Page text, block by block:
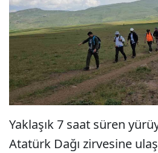
Yaklaşık 7 saat süren
Atatürk Dağı zirvesine